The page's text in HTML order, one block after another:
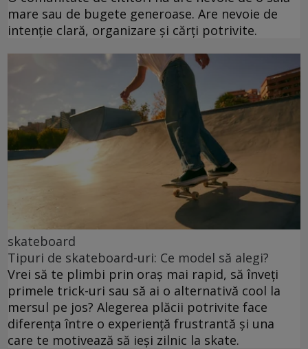
mare sau de bugete generoase. Are nevoie de
intenție clară, organizare și cărți potrivite.
skateboard
Tipuri de skateboard-uri: Ce model să alegi?
Vrei să te plimbi prin oraș mai rapid, să înveți
primele trick-uri sau să ai o alternativă cool la
mersul pe jos? Alegerea plăcii potrivite face
diferența între o experiență frustrantă și una
care te motivează să ieși zilnic la skate.